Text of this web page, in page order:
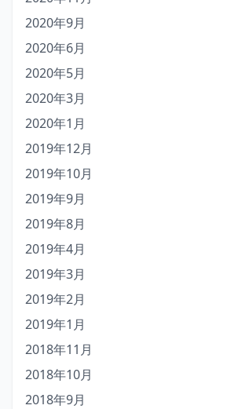
2020年9月
2020年6月
2020年5月
2020年3月
2020年1月
2019年12月
2019年10月
2019年9月
2019年8月
2019年4月
2019年3月
2019年2月
2019年1月
2018年11月
2018年10月
2018年9月